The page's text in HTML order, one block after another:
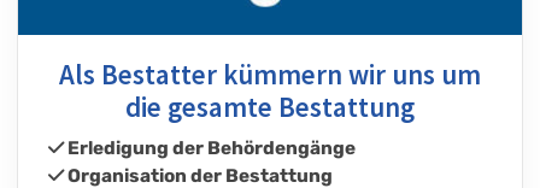
Als Bestatter kümmern wir uns um
die gesamte Bestattung
Erledigung der Behördengänge
Organisation der Bestattung